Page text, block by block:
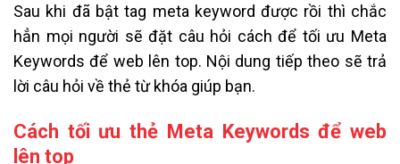
Sau khi đã bật tag meta keyword được rồi thì chắc
hẳn mọi người sẽ đặt câu hỏi cách để tối ưu Meta
Keywords để web lên top. Nội dung tiếp theo sẽ trả
lời câu hỏi về thẻ từ khóa giúp bạn.
Cách tối ưu thẻ Meta Keywords để web
lên top